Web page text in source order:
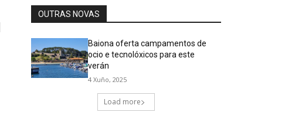
OUTRAS NOVAS
Baiona oferta campamentos de
ocio e tecnolóxicos para este
verán
4 Xuño, 2025
Load more